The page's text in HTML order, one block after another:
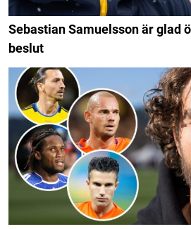
Sebastian Samuelsson är glad
beslut